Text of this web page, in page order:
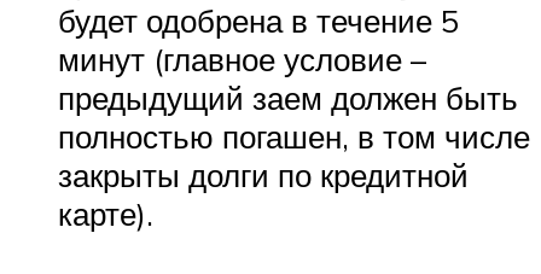
будет одобрена в течение 5
минут (главное условие –
предыдущий заем должен быть
полностью погашен, в том числе
закрыты долги по кредитной
карте).